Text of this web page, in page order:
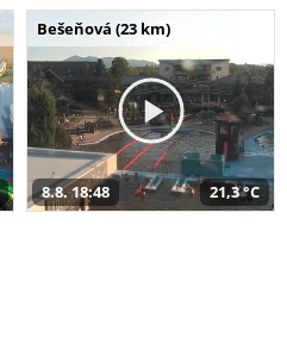
Bešeňová (23 km)
8.8. 18:48 21,3 °C